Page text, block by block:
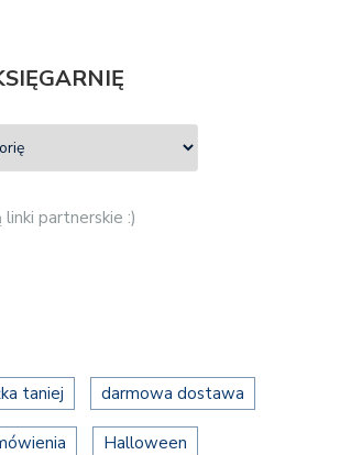
partnerskie :)
taniej darmowa dostawa
Halloween